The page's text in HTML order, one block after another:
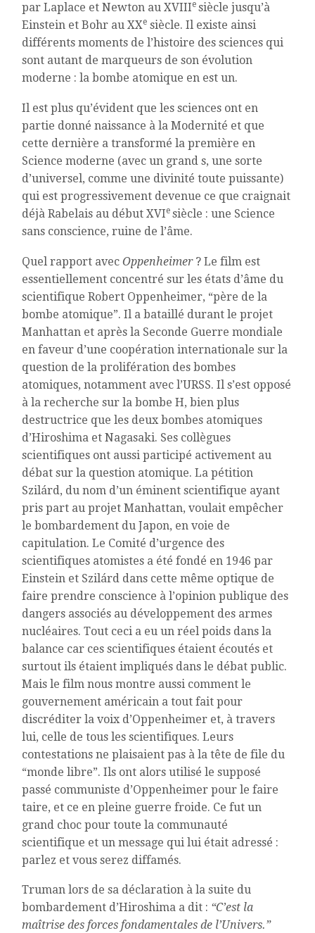
par Laplace et Newton au XVIIIe siècle jusqu’à
Einstein et Bohr au XXe siècle. Il existe ainsi
différents moments de l’histoire des sciences qui
sont autant de marqueurs de son évolution
moderne : la bombe atomique en est un.
Il est plus qu’évident que les sciences ont en
partie donné naissance à la Modernité et que
cette dernière a transformé la première en
Science moderne (avec un grand s, une sorte
d’universel, comme une divinité toute puissante)
qui est progressivement devenue ce que craignait
déjà Rabelais au début XVIe siècle : une Science
sans conscience, ruine de l’âme.
Quel rapport avecOppenheimer? Le film est
essentiellement concentré sur les états d’âme du
scientifique Robert Oppenheimer, “père de la
bombe atomique”. Il a bataillé durant le projet
Manhattan et après la Seconde Guerre mondiale
en faveur d’une coopération internationale sur la
question de la prolifération des bombes
atomiques, notamment avec l’URSS. Il s’est opposé
à la recherche sur la bombe H, bien plus
destructrice que les deux bombes atomiques
d’Hiroshima et Nagasaki. Ses collègues
scientifiques ont aussi participé activement au
débat sur la question atomique. La pétition
Szilárd, du nom d’un éminent scientifique ayant
pris part au projet Manhattan, voulait empêcher
le bombardement du Japon, en voie de
capitulation. Le Comité d’urgence des
scientifiques atomistes a été fondé en 1946 par
Einstein et Szilárd dans cette même optique de
faire prendre conscience à l’opinion publique des
dangers associés au développement des armes
nucléaires. Tout ceci a eu un réel poids dans la
balance car ces scientifiques étaient écoutés et
surtout ils étaient impliqués dans le débat public.
Mais le film nous montre aussi comment le
gouvernement américain a tout fait pour
discréditer la voix d’Oppenheimer et, à travers
lui, celle de tous les scientifiques. Leurs
contestations ne plaisaient pas à la tête de file du
“monde libre”. Ils ont alors utilisé le supposé
passé communiste d’Oppenheimer pour le faire
taire, et ce en pleine guerre froide. Ce fut un
grand choc pour toute la communauté
scientifique et un message qui lui était adressé :
parlez et vous serez diffamés.
Truman lors de sa déclaration à la suite du
bombardement d’Hiroshima a dit : “C’est la
maîtrise des forces fondamentales de l’Univers.”